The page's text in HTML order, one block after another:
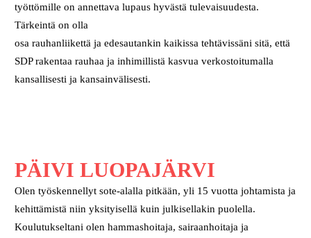
työttömille on annettava lupaus hyvästä tulevaisuudesta.
Tärkeintä on olla
osa rauhanliikettä ja edesautankin kaikissa tehtävissäni sitä, että
SDP rakentaa rauhaa ja inhimillistä kasvua verkostoitumalla
kansallisesti ja kansainvälisesti.
PÄIVI LUOPAJÄRVI
Olen työskennellyt sote-alalla pitkään, yli 15 vuotta johtamista ja
kehittämistä niin yksityisellä kuin julkisellakin puolella.
Koulutukseltani olen hammashoitaja, sairaanhoitaja ja